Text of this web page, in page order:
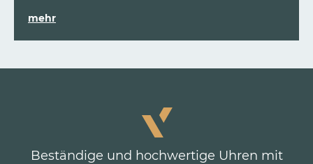
mehr
Beständige und hochwertige Uhren mit